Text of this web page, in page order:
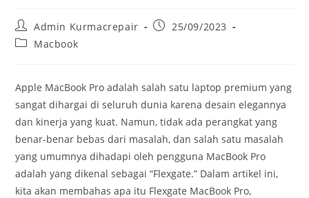
Admin Kurmacrepair
25/09/2023
Macbook
Apple MacBook Pro adalah salah satu laptop premium yang
sangat dihargai di seluruh dunia karena desain elegannya
dan kinerja yang kuat. Namun, tidak ada perangkat yang
benar-benar bebas dari masalah, dan salah satu masalah
yang umumnya dihadapi oleh pengguna MacBook Pro
adalah yang dikenal sebagai “Flexgate.” Dalam artikel ini,
kita akan membahas apa itu Flexgate MacBook Pro,